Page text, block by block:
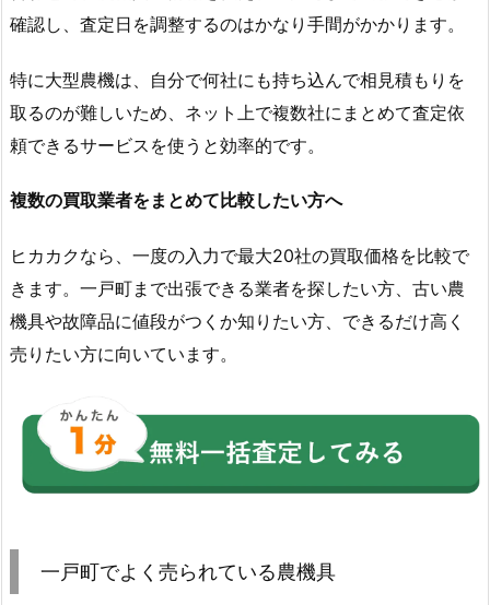
確認し、査定日を調整するのはかなり手間がかかります。
特に大型農機は、自分で何社にも持ち込んで相見積もりを
取るのが難しいため、ネット上で複数社にまとめて査定依
頼できるサービスを使うと効率的です。
複数の買取業者をまとめて比較したい方へ
ヒカカクなら、一度の入力で最大20社の買取価格を比較で
きます。一戸町まで出張できる業者を探したい方、古い農
機具や故障品に値段がつくか知りたい方、できるだけ高く
売りたい方に向いています。
一戸町でよく売られている農機具